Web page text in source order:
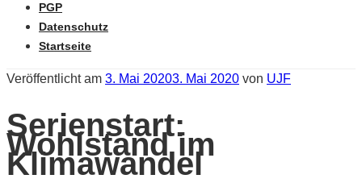
PGP
Datenschutz
Startseite
Veröffentlicht am 3. Mai 20203. Mai 2020 von UJF
Serienstart:
Wohlstand im
Klimawandel